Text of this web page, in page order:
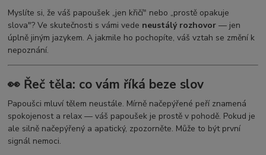
Myslíte si, že váš papoušek „jen křičí" nebo „prostě opakuje
slova"? Ve skutečnosti s vámi vede neustálý rozhovor — jen
úplně jiným jazykem. A jakmile ho pochopíte, váš vztah se změní k
nepoznání.
👀 Řeč těla: co vám říká beze slov
Papoušci mluví tělem neustále. Mírně načepýřené peří znamená
spokojenost a relax — váš papoušek je prostě v pohodě. Pokud je
ale silně načepýřený a apatický, zpozorněte. Může to být první
signál nemoci.